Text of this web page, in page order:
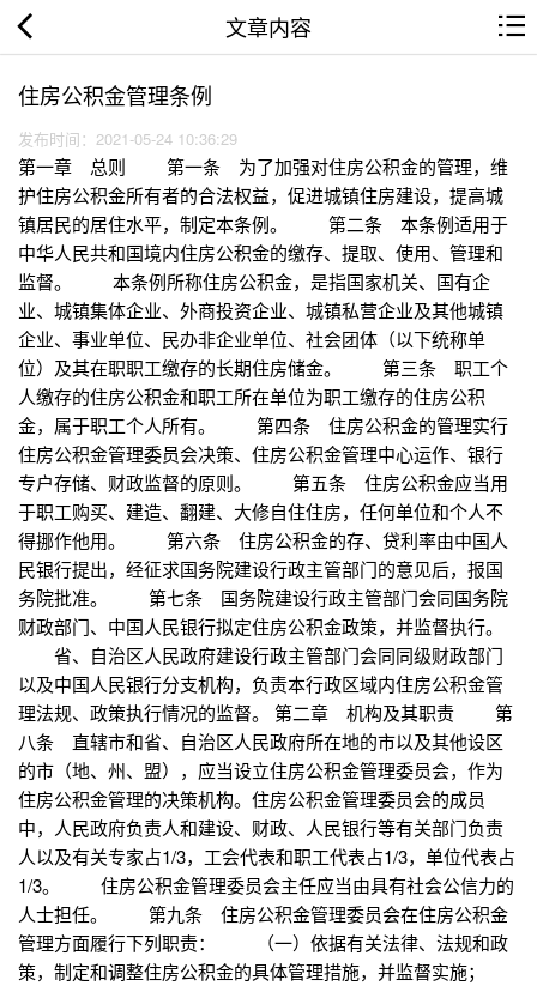
文章内容
住房公积金管理条例
发布时间：2021-05-24 10:36:29
第一章 总则 第一条 为了加强对住房公积金的管理，维
护住房公积金所有者的合法权益，促进城镇住房建设，提高城
镇居民的居住水平，制定本条例。 第二条 本条例适用于
中华人民共和国境内住房公积金的缴存、提取、使用、管理和
监督。 本条例所称住房公积金，是指国家机关、国有企
业、城镇集体企业、外商投资企业、城镇私营企业及其他城镇
企业、事业单位、民办非企业单位、社会团体（以下统称单
位）及其在职职工缴存的长期住房储金。 第三条 职工个
人缴存的住房公积金和职工所在单位为职工缴存的住房公积
金，属于职工个人所有。 第四条 住房公积金的管理实行
住房公积金管理委员会决策、住房公积金管理中心运作、银行
专户存储、财政监督的原则。 第五条 住房公积金应当用
于职工购买、建造、翻建、大修自住住房，任何单位和个人不
得挪作他用。 第六条 住房公积金的存、贷利率由中国人
民银行提出，经征求国务院建设行政主管部门的意见后，报国
务院批准。 第七条 国务院建设行政主管部门会同国务院
财政部门、中国人民银行拟定住房公积金政策，并监督执行。
省、自治区人民政府建设行政主管部门会同同级财政部门
以及中国人民银行分支机构，负责本行政区域内住房公积金管
理法规、政策执行情况的监督。 第二章 机构及其职责 第
八条 直辖市和省、自治区人民政府所在地的市以及其他设区
的市（地、州、盟），应当设立住房公积金管理委员会，作为
住房公积金管理的决策机构。住房公积金管理委员会的成员
中，人民政府负责人和建设、财政、人民银行等有关部门负责
人以及有关专家占1/3，工会代表和职工代表占1/3，单位代表占
1/3。 住房公积金管理委员会主任应当由具有社会公信力的
人士担任。 第九条 住房公积金管理委员会在住房公积金
管理方面履行下列职责： （一）依据有关法律、法规和政
策，制定和调整住房公积金的具体管理措施，并监督实施；